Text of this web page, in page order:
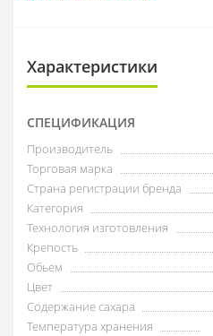
Характеристики
СПЕЦИФИКАЦИЯ
Производитель
Торговая марка
Страна регистрации бренда
Категория
Технология изготовления
Крепость
Обьем
Цвет
Содержание сахара
Температура хранения